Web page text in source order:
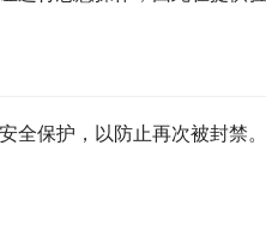
全保护，以防止再次被封禁